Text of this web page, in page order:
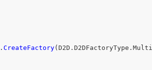
. CreateFactory( D2D . D2DFactoryType .